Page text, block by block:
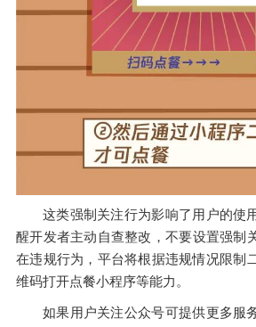
这类强制关注行为影响了用户的使
醒开发者主动自查整改， 不要设置强制
在违规行为，平台将根据违规情况限制
维码打开点餐小程序等能力。
如果用户关注公众号可提供更多服